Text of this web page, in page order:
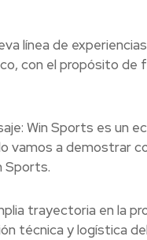
línea de
con el propósito de
Win Sports es un
vamos a demostrar
Sports.
trayectoria en la
técnica y logística